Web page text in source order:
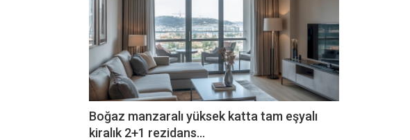
Boğaz manzaralı yüksek katta tam eşyalı
kiralık 2+1 rezidans...